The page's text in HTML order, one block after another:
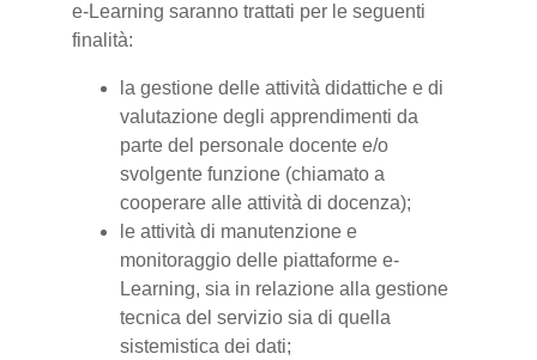
e-Learning saranno trattati per le seguenti
finalità:
la gestione delle attività didattiche e di
valutazione degli apprendimenti da
parte del personale docente e/o
svolgente funzione (chiamato a
cooperare alle attività di docenza);
le attività di manutenzione e
monitoraggio delle piattaforme e-
Learning, sia in relazione alla gestione
tecnica del servizio sia di quella
sistemistica dei dati;